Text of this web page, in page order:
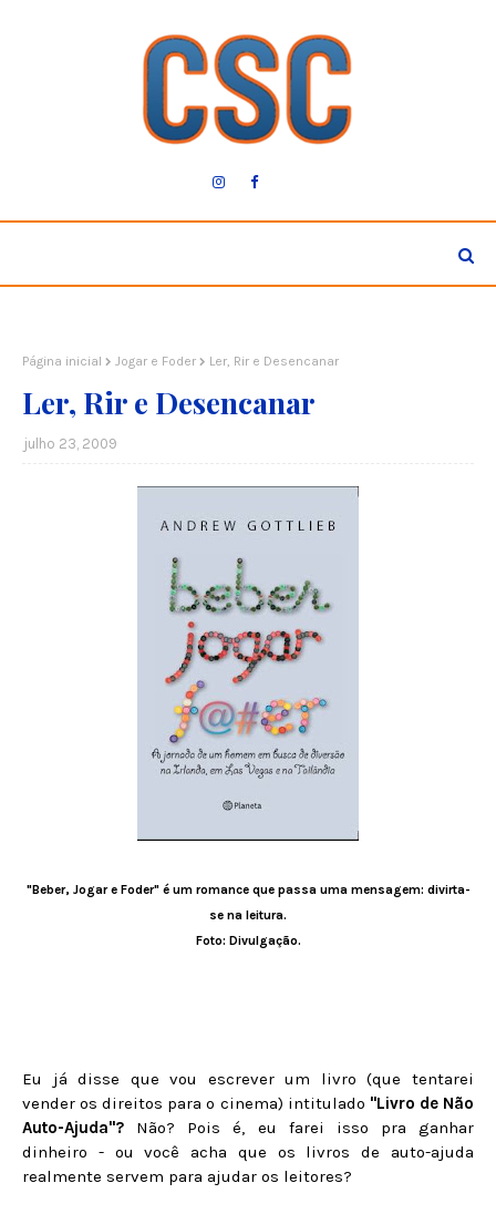
Página inicial Jogar e Foder Ler, Rir e Desencanar
Ler, Rir e Desencanar
julho 23, 2009
"Beber, Jogar e Foder" é um romance que passa uma mensagem: divirta-
se na leitura.
Foto: Divulgação.
Eu já disse que vou escrever um livro (que tentarei
vender os direitos para o cinema) intitulado "Livro de Não
Auto-Ajuda"? Não? Pois é, eu farei isso pra ganhar
dinheiro - ou você acha que os livros de auto-ajuda
realmente servem para ajudar os leitores?